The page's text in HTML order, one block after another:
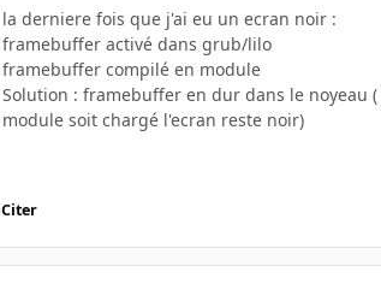
la derniere fois que j'ai eu un ecran noir :
framebuffer activé dans grub/lilo
framebuffer compilé en module
Solution : framebuffer en dur dans le noyeau
module soit chargé l'ecran reste noir)
Citer